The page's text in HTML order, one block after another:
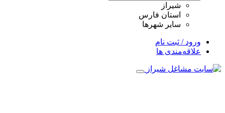
شیراز
استان فارس
سایر شهرها
ورود / ثبت نام
علاقه‌مندی ها